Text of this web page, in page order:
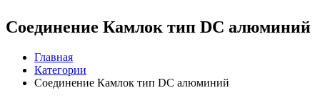
Соединение Камлок тип DC алюминий
Главная
Категории
Соединение Камлок тип DC алюминий